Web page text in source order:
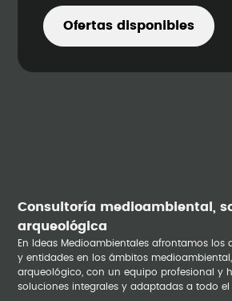
Ofertas disponibles
Consultoría medioambiental,
arqueológica
En Ideas Medioambientales afrontamos los
y entidades en los ámbitos
arqueológico, con un equipo profesional y
soluciones integrales y adaptadas a todo el